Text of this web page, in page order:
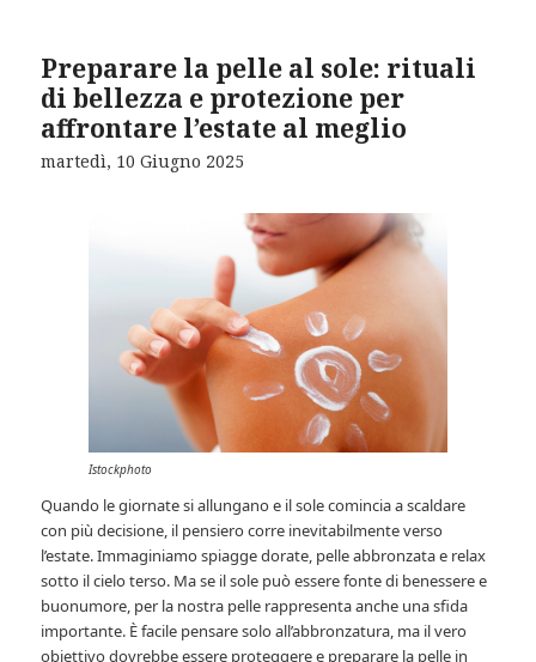
Preparare la pelle al sole: rituali
di bellezza e protezione per
affrontare l’estate al meglio
martedì, 10 Giugno 2025
Istockphoto
Quando le giornate si allungano e il sole comincia a scaldare
con più decisione, il pensiero corre inevitabilmente verso
l’estate. Immaginiamo spiagge dorate, pelle abbronzata e relax
sotto il cielo terso. Ma se il sole può essere fonte di benessere e
buonumore, per la nostra pelle rappresenta anche una sfida
importante. È facile pensare solo all’abbronzatura, ma il vero
obiettivo dovrebbe essere proteggere e preparare la pelle in